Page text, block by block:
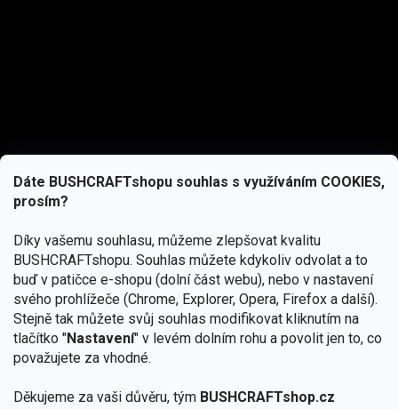
Dáte BUSHCRAFTshopu souhlas s využíváním COOKIES,
prosím?
Díky vašemu souhlasu, můžeme zlepšovat kvalitu
BUSHCRAFTshopu. Souhlas můžete kdykoliv odvolat a to
buď v patičce e-shopu (dolní část webu), nebo v nastavení
svého prohlížeče (Chrome, Explorer, Opera, Firefox a další).
Stejně tak můžete svůj souhlas modifikovat kliknutím na
tlačítko "Nastavení" v levém dolním rohu a povolit jen to, co
považujete za vhodné.
Děkujeme za vaši důvěru, tým BUSHCRAFTshop.cz
podmínkami ochrany osobních údajů